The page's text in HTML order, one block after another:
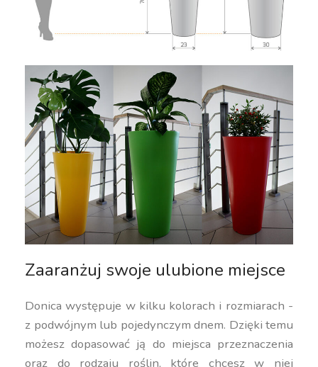
Zaaranżuj swoje ulubione miejsce
Donica występuje w kilku kolorach i rozmiarach -
z podwójnym lub pojedynczym dnem. Dzięki temu
możesz dopasować ją do miejsca przeznaczenia
oraz do rodzaju roślin, które chcesz w niej